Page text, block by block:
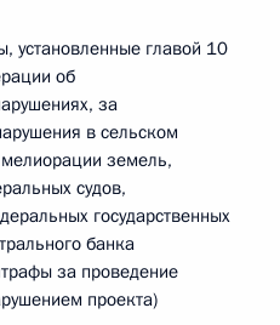
установленные главой 10
об
за
в сельском
земель,
судов,
государственных
банка
за проведение
проекта)